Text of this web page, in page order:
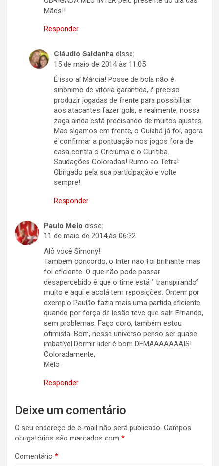
Mães!!
Responder
Cláudio Saldanha disse:
15 de maio de 2014 às 11:05
É isso aí Márcia! Posse de bola não é
sinônimo de vitória garantida, é preciso
produzir jogadas de frente para possibilitar
aos atacantes fazer gols, e realmente, nossa
zaga ainda está precisando de muitos ajustes.
Mas sigamos em frente, o Cuiabá já foi, agora
é confirmar a pontuação nos jogos fora de
casa contra o Criciúma e o Curitiba.
Saudações Coloradas! Rumo ao Tetra!
Obrigado pela sua participação e volte
sempre!
Responder
Paulo Melo disse:
11 de maio de 2014 às 06:32
Alô você Simony!
Também concordo, o Inter não foi brilhante mas
foi eficiente. O que não pode passar
desapercebido é que o time está ” transpirando”
muito e aqui e acolá tem reposições. Ontem por
exemplo Paulão fazia mais uma partida eficiente
quando por força de lesão teve que sair. Ernando,
sem problemas. Faço coro, também estou
otimista. Bom, nesse universo penso ser quase
imbatível.Dormir lider é bom DEMAAAAAAAIS!
Coloradamente,
Melo
Responder
Deixe um comentário
O seu endereço de e-mail não será publicado. Campos
obrigatórios são marcados com *
Comentário *